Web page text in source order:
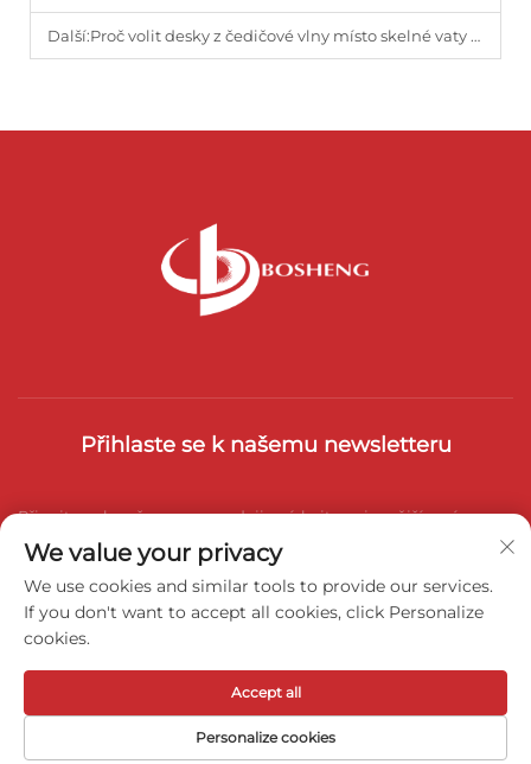
Další:Proč volit desky z čedičové vlny místo skelné vaty nebo pěnových materiálů?
Přihlaste se k našemu newsletteru
Připojte se k našemu zpravodaji a získejte nejnovější zprávy z
oboru, aktualizace a poznatky od našeho týmu.
Všechna práva vyhrazena. © 2025 Weihai Bosheng Advanced
Materials Co., Ltd. - Zásady ochrany osobních údajů
We value your privacy
We use cookies and similar tools to provide our services.
If you don't want to accept all cookies, click Personalize
cookies.
Personalize cookies
Accept all